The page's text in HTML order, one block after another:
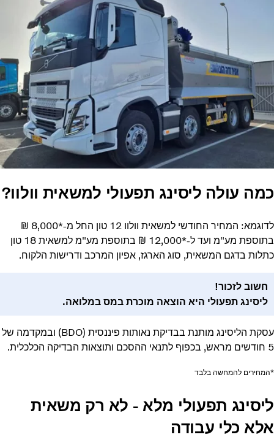
כמה עולה ליסינג תפעולי למשאית וולוו?
לדוגמא: המחיר החודשי למשאית וולוו 12 טון החל מ-*8,000 ₪
בתוספת מע"מ ועד ל-*12,000 ₪ בתוספת מע"מ למשאית 18 טון
כתלות בדגם המשאית, סוג הארגז, אפיון המרכב ודרישות הלקוח.
חשוב לזכור!
ליסינג תפעולי היא הוצאה מוכרת במס במלואה.
עסקת הליסינג מותנת בבדיקת נאותות פיננסית (BDO) ובמקדמה של
5 חודשים מראש, בכפוף לתנאי ההסכם ותוצאות הבדיקה הכלכלית.
*המחירים להמחשה בלבד
ליסינג תפעולי מלא - לא רק משאית
אלא כלי עבודה